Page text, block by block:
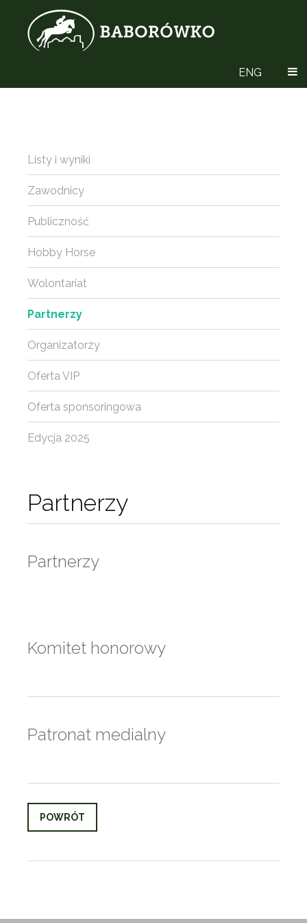
ENG
Partnerzy
Partnerzy
Komitet honorowy
Patronat medialny
POWRÓT
Listy i wyniki
Zawodnicy
Publiczność
Hobby Horse
Wolontariat
Partnerzy
Organizatorzy
Oferta VIP
Oferta sponsoringowa
Edycja 2025